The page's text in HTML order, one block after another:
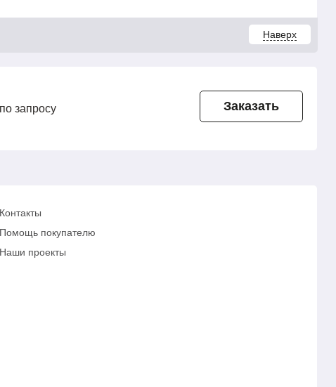
Наверх
запросу Заказать
Контакты
Помощь покупателю
Наши проекты